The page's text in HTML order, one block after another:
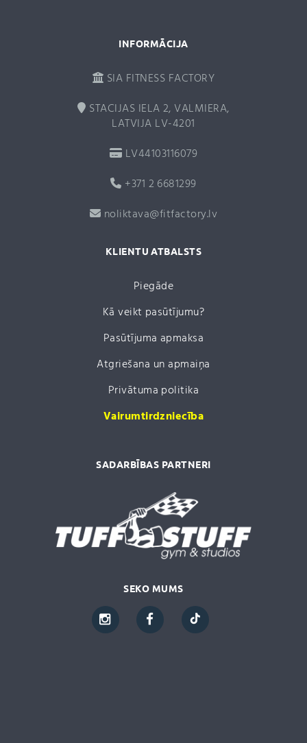
INFORMĀCIJA
SIA FITNESS FACTORY
STACIJAS IELA 2, VALMIERA,
LATVIJA LV-4201
LV44103116079
+371 2 6681299
noliktava@fitfactory.lv
KLIENTU ATBALSTS
Piegāde
Kā veikt pasūtījumu?
Pasūtījuma apmaksa
Atgriešana un apmaiņa
Privātuma politika
Vairumtirdzniecība
SADARBĪBAS PARTNERI
SEKO MUMS